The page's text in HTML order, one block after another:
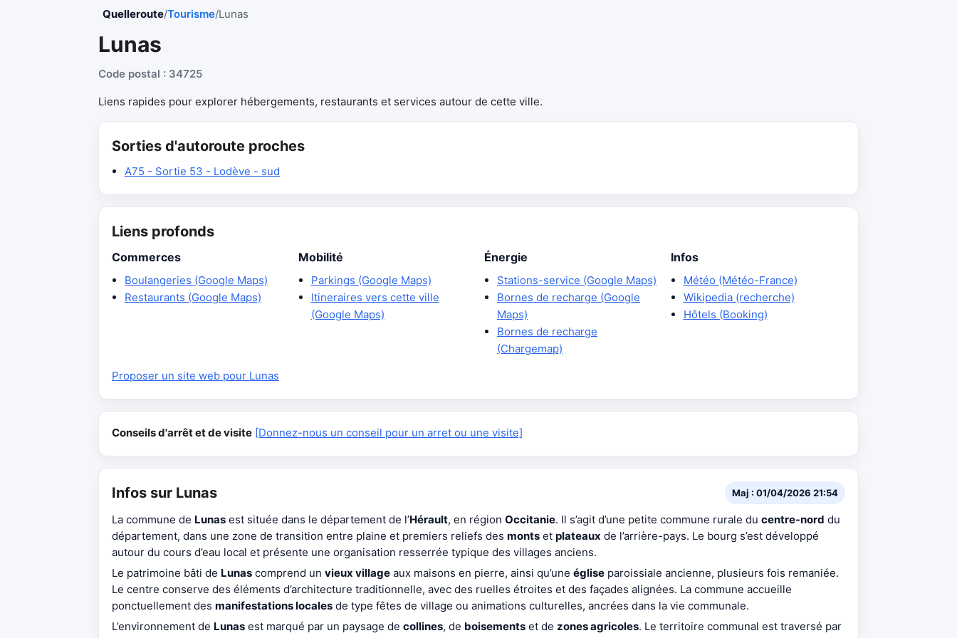
Quelleroute/Tourisme/Lunas
Lunas
Code postal : 34725
Liens rapides pour explorer hébergements, restaurants et services autour de cette ville.
Sorties d'autoroute proches
A75 - Sortie 53 - Lodève - sud
Liens profonds
Commerces
Boulangeries (Google Maps)
Restaurants (Google Maps)
Mobilité
Parkings (Google Maps)
Itineraires vers cette ville
(Google Maps)
Énergie
Stations-service (Google Maps)
Bornes de recharge (Google
Maps)
Bornes de recharge
(Chargemap)
Infos
Météo (Météo-France)
Wikipedia (recherche)
Hôtels (Booking)
Proposer un site web pour Lunas
Conseils d'arrêt et de visite [Donnez-nous un conseil pour un arret ou une visite]
Infos sur Lunas Maj : 01/04/2026 21:54
La commune de Lunas est située dans le département de l’Hérault, en région Occitanie. Il s’agit d’une petite commune rurale du centre-nord du
département, dans une zone de transition entre plaine et premiers reliefs des monts et plateaux de l’arrière-pays. Le bourg s’est développé
autour du cours d’eau local et présente une organisation resserrée typique des villages anciens.
Le patrimoine bâti de Lunas comprend un vieux village aux maisons en pierre, ainsi qu’une église paroissiale ancienne, plusieurs fois remaniée.
Le centre conserve des éléments d’architecture traditionnelle, avec des ruelles étroites et des façades alignées. La commune accueille
ponctuellement des manifestations locales de type fêtes de village ou animations culturelles, ancrées dans la vie communale.
L’environnement de Lunas est marqué par un paysage de collines, de boisements et de zones agricoles. Le territoire communal est traversé par